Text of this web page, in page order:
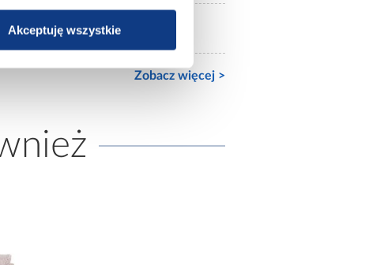
Akceptuję wszystkie
bez oświetlenia
Zobacz więcej >